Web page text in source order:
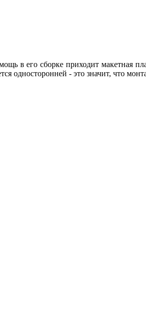
в его сборке приходит макетная
односторонней - это значит, что